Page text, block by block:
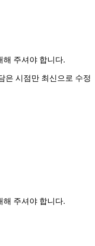
해 주셔야 합니다.
은 시점만 최신으로 수정
해 주셔야 합니다.